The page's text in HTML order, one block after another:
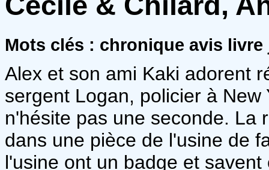
Mots clés : chronique avis
Alex et son ami Kaki adorent
sergent Logan, policier à
n'hésite pas une seconde. La
dans une pièce de l'usine de
l'usine ont un badge et